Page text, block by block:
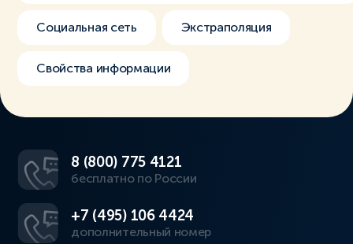
Социальная сеть Экстраполяция
Свойства информации
8 (800) 775 4121
бесплатно по России
+7 (495) 106 4424
дополнительный номер